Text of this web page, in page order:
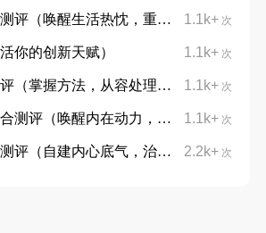
1.1k+ 次
唤醒生活热忱，重拾向上力量）
1.1k+ 次
你的创新天赋）
1.1k+ 次
掌握方法，从容处理分歧）
1.1k+ 次
醒内在动力，摆脱躺平摆烂心态）
2.2k+ 次
建内心底气，治愈不安与敏感）